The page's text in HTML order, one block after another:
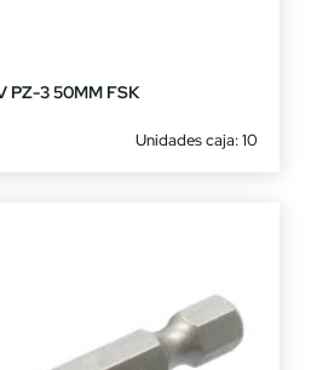
PZ-3 50MM FSK
Unidades caja: 10